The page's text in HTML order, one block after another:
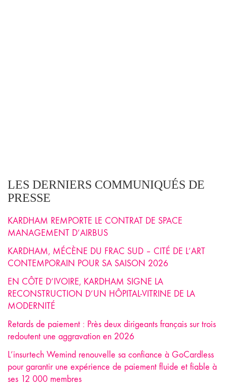
LES DERNIERS COMMUNIQUÉS DE
PRESSE
KARDHAM REMPORTE LE CONTRAT DE SPACE
MANAGEMENT D’AIRBUS
KARDHAM, MÉCÈNE DU FRAC SUD – CITÉ DE L’ART
CONTEMPORAIN POUR SA SAISON 2026
EN CÔTE D’IVOIRE, KARDHAM SIGNE LA
RECONSTRUCTION D’UN HÔPITAL-VITRINE DE LA
MODERNITÉ
Retards de paiement : Près deux dirigeants français sur trois
redoutent une aggravation en 2026
L’insurtech Wemind renouvelle sa confiance à GoCardless
pour garantir une expérience de paiement fluide et fiable à
ses 12 000 membres